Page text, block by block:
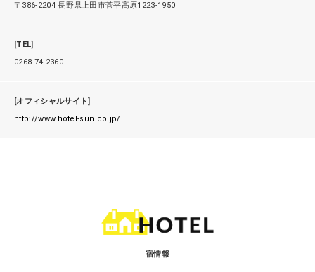
〒386-2204 長野県上田市菅平高原1223-1950
[TEL]
0268-74-2360
[オフィシャルサイト]
http://www.hotel-sun.co.jp/
宿情報